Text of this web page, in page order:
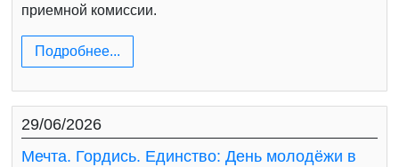
приемной комиссии.
Подробнее...
29/06/2026
Мечта. Гордись. Единство: День молодёжи в